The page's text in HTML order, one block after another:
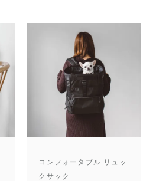
コンフォータブル リュッ
クサック